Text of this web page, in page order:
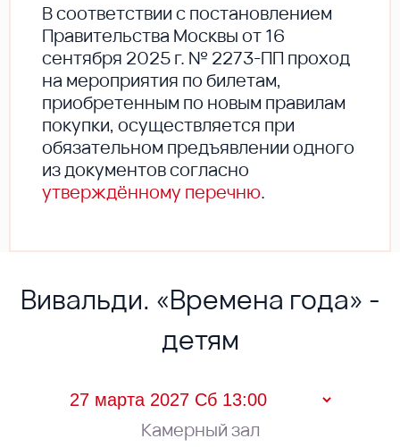
В соответствии с постановлением
Правительства Москвы от 16
сентября 2025 г. № 2273-ПП проход
на мероприятия по билетам,
приобретенным по новым правилам
покупки, осуществляется при
обязательном предъявлении одного
из документов согласно
утверждённому перечню.
Вивальди. «Времена года» -
детям
Камерный зал